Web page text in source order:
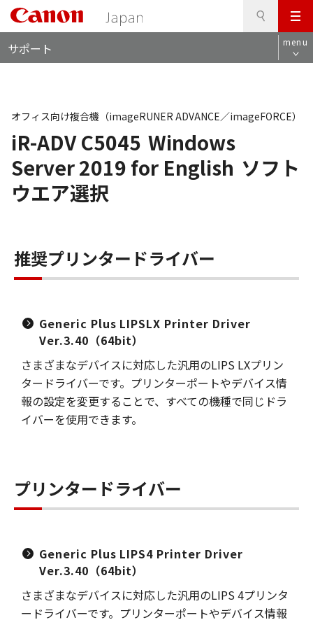
メ
ニ
ュ
サポート menu
iR-ADV C5045 Windows
Server 2019 for English ソフト
ウエア選択
オフィス向け複合機（imageRUNER ADVANCE／imageFORCE）
推奨プリンタードライバー
Generic Plus LIPSLX Printer Driver
Ver.3.40（64bit）
さまざまなデバイスに対応した汎用のLIPS LXプリン
タードライバーです。プリンターポートやデバイス情
報の設定を変更することで、すべての機種で同じドラ
イバーを使用できます。
プリンタードライバー
Generic Plus LIPS4 Printer Driver
Ver.3.40（64bit）
さまざまなデバイスに対応した汎用のLIPS 4プリンタ
ードライバーです。プリンターポートやデバイス情報